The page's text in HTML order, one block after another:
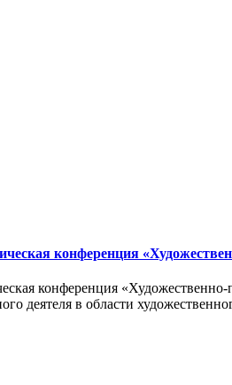
конференция
конференция
деятеля в области